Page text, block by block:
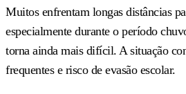
Muitos enfrentam longas distâncias
especialmente durante o período
torna ainda mais difícil. A situação
frequentes e risco de evasão escolar.